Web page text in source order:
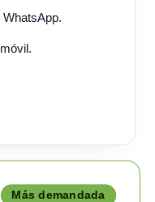
Más demandada